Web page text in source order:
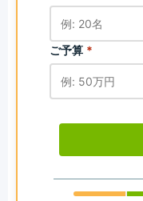
ご予算 *